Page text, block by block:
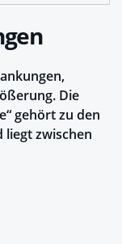
Die
gehört zu den
liegt zwischen